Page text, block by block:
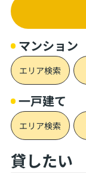
マンション
エリア検索
一戸建て
エリア検索
貸したい